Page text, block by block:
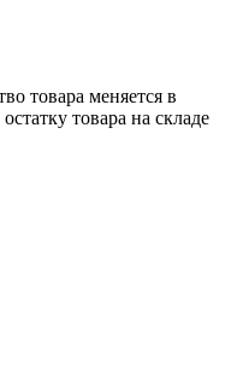
товара меняется в
товара на складе